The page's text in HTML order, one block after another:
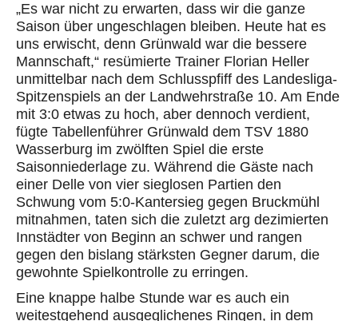
„Es war nicht zu erwarten, dass wir die ganze
Saison über ungeschlagen bleiben. Heute hat es
uns erwischt, denn Grünwald war die bessere
Mannschaft,“ resümierte Trainer Florian Heller
unmittelbar nach dem Schlusspfiff des Landesliga-
Spitzenspiels an der Landwehrstraße 10. Am Ende
mit 3:0 etwas zu hoch, aber dennoch verdient,
fügte Tabellenführer Grünwald dem TSV 1880
Wasserburg im zwölften Spiel die erste
Saisonniederlage zu. Während die Gäste nach
einer Dell e von vier sieglosen Partien den
Schwung vom 5:0-Kantersieg gegen Bruckmühl
mitnahmen, taten sich die zuletzt arg dezimierten
Innstädter von Beginn an schwer und rangen
gegen den bislang stärksten Gegner darum, die
gewohnte Spielkontrolle zu erringen.
Eine knappe halbe Stunde war es auch ein
weitestgehend ausgeglichenes Ringen, in dem